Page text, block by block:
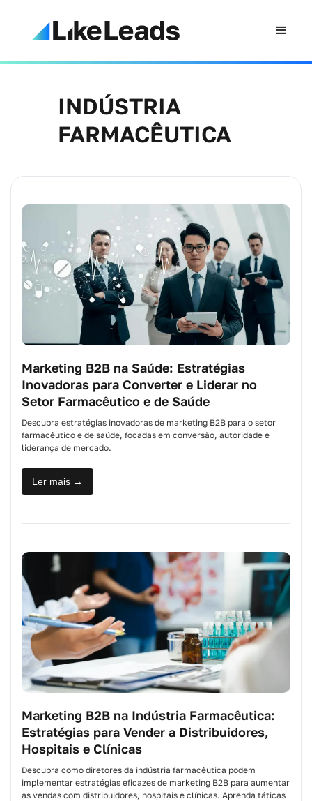
INDÚSTRIA
FARMACÊUTICA
Marketing B2B na Saúde: Estratégias
Inovadoras para Converter e Liderar no
Setor Farmacêutico e de Saúde
Descubra estratégias inovadoras de marketing B2B para o setor
farmacêutico e de saúde, focadas em conversão, autoridade e
liderança de mercado.
Ler mais →
Marketing B2B na Indústria Farmacêutica:
Estratégias para Vender a Distribuidores,
Hospitais e Clínicas
Descubra como diretores da indústria farmacêutica podem
implementar estratégias eficazes de marketing B2B para aumentar
as vendas com distribuidores, hospitais e clínicas. Aprenda táticas